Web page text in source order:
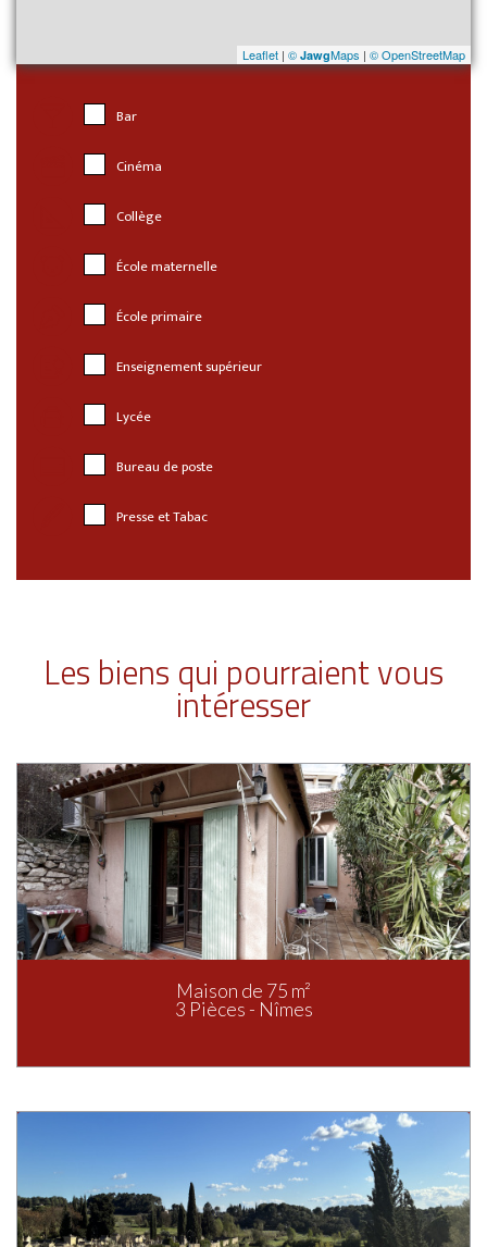
Leaflet | © JawgMaps | © OpenStreetMap
Bar
Cinéma
Collège
École maternelle
École primaire
Enseignement supérieur
Lycée
Bureau de poste
Presse et Tabac
Les biens qui pourraient vous
intéresser
Maison de 75 m²
3 Pièces - Nîmes